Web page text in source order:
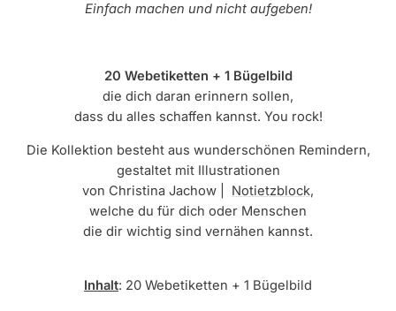
Einfach machen und nicht aufgeben!
20 Webetiketten + 1 Bügelbild
die dich daran erinnern sollen,
dass du alles schaffen kannst. You rock!
Die Kollektion besteht aus wunderschönen Remindern,
gestaltet mit Illustrationen
von Christina Jachow Notietzblock,
welche du für dich oder Menschen
die dir wichtig sind vernähen kannst.
Inhalt: 20 Webetiketten + 1 Bügelbild